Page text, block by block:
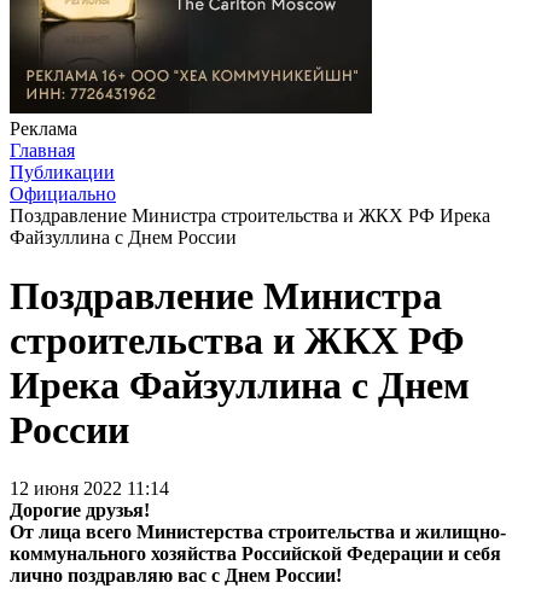
Реклама
Главная
Публикации
Официально
Поздравление Министра строительства и ЖКХ РФ Ирека
Файзуллина с Днем России
Поздравление Министра
строительства и ЖКХ РФ
Ирека Файзуллина с Днем
России
12 июня 2022 11:14
Дорогие друзья!
От лица всего Министерства строительства и жилищно-
коммунального хозяйства Российской Федерации и себя
лично поздравляю вас с Днем России!